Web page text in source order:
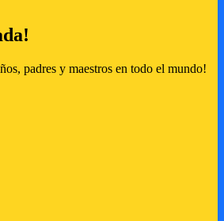
padres y maestros en todo el mundo!